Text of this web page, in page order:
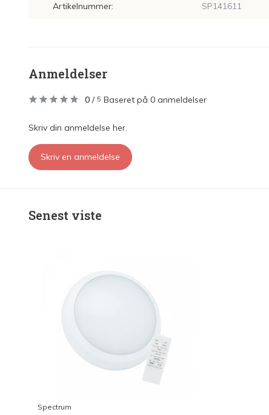
Artikelnummer: SP141611
Anmeldelser
0 / 5 Baseret på 0 anmeldelser
Skriv din anmeldelse her.
Skriv en anmeldelse
Senest viste
Spectrum